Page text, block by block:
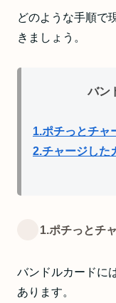
どのような手順で
きましょう。
バン
1.ポチっとチャ
2.チャージした
1.ポチっとチ
バンドルカードに
あります。